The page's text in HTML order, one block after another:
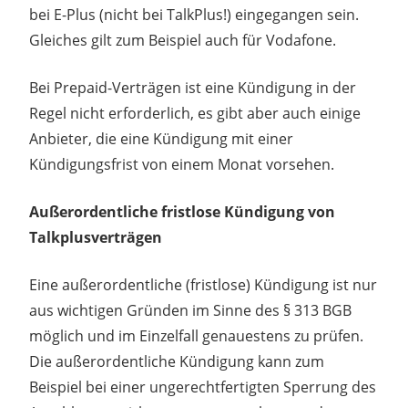
bei E-Plus (nicht bei TalkPlus!) eingegangen sein.
Gleiches gilt zum Beispiel auch für Vodafone.
Bei Prepaid-Verträgen ist eine Kündigung in der
Regel nicht erforderlich, es gibt aber auch einige
Anbieter, die eine Kündigung mit einer
Kündigungsfrist von einem Monat vorsehen.
Außerordentliche fristlose Kündigung von
Talkplusverträgen
Eine außerordentliche (fristlose) Kündigung ist nur
aus wichtigen Gründen im Sinne des § 313 BGB
möglich und im Einzelfall genauestens zu prüfen.
Die außerordentliche Kündigung kann zum
Beispiel bei einer ungerechtfertigten Sperrung des